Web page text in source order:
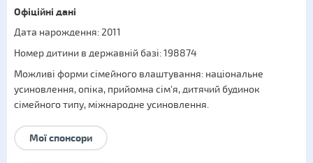
Офіційні дані
Дата нарождення: 2011
Номер дитини в державній базі: 198874
Можливі форми сімейного влаштування: національне
усиновлення,опіка, прийомна сім'я,дитячий будинок
сімейного типу, міжнародне усиновлення.
Мої спонсори